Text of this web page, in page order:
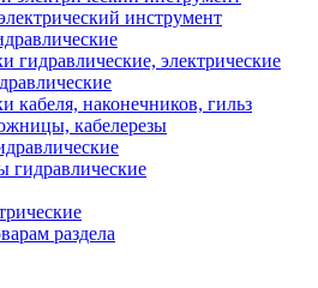
инструмент
гидравлические, электрические
кабеля, наконечников, гильз
кабелерезы
гидравлические
раздела